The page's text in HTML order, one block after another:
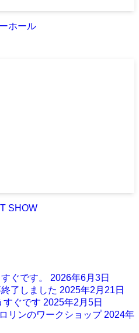
ホール
SHOW
ぐです。 2026年6月3日
了しました 2025年2月21日
すぐです 2025年2月5日
リンのワークショップ 2024年